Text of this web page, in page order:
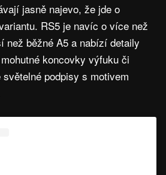
jasně najevo, že jde o
RS5 je navíc o více než
než běžné A5 a nabízí detaily
koncovky výfuku či
podpisy s motivem